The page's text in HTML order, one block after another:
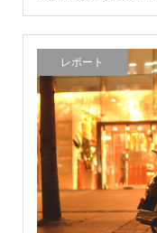
レポート